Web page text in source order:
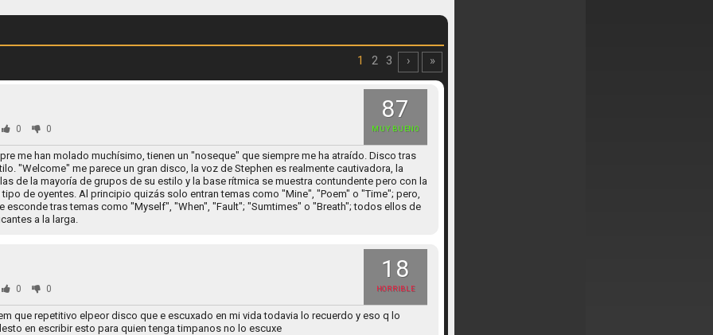
1 2 3 › »
87
MUY BUENO
0 0
me han molado muchísimo, tienen un "noseque" que siempre me ha atraído. Disco tras
"Welcome" me parece un gran disco, la voz de Stephen es realmente cautivadora, la
de la mayoría de grupos de su estilo y la base rítmica se muestra contundente pero con la
de oyentes. Al principio quizás solo entran temas como "Mine", "Poem" o "Time"; pero,
esconde tras temas como "Myself", "When", "Fault"; "Sumtimes" o "Breath"; todos ellos de
a la larga.
18
HORRIBLE
0 0
que repetitivo elpeor disco que e escuxado en mi vida todavia lo recuerdo y eso q lo
en escribir esto para quien tenga timpanos no lo escuxe